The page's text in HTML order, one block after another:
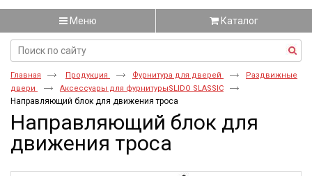
Меню Каталог
Главная Продукция Фурнитура для дверей
Раздвижные
двери
Аксессуары для фурнитурыSLIDO SLАSSIC
Направляющий блок для движения троса
Направляющий блок для
движения троса